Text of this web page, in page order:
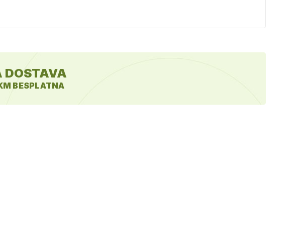
DOSTAVA
BESPLATNA